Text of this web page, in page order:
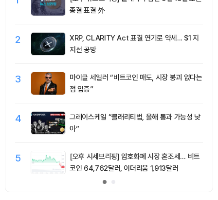
종결 표결 外
2
XRP, CLARITY Act 표결 연기로 약세... $1 지
지선 공방
3
마이클 세일러 “비트코인 매도, 시장 붕괴 없다는
점 입증”
4
그레이스케일 “클래리티법, 올해 통과 가능성 낮
아”
5
[오후 시세브리핑] 암호화폐 시장 혼조세… 비트
코인 64,762달러, 이더리움 1,913달러